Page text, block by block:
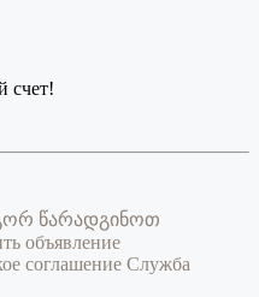
счет!
წარადგინოთ
объявление
соглашение Служба